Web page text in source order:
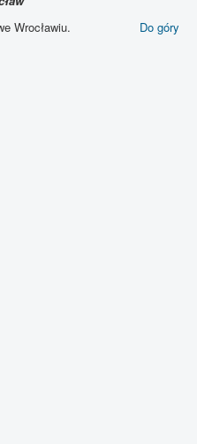
Do góry
Wrocławiu.